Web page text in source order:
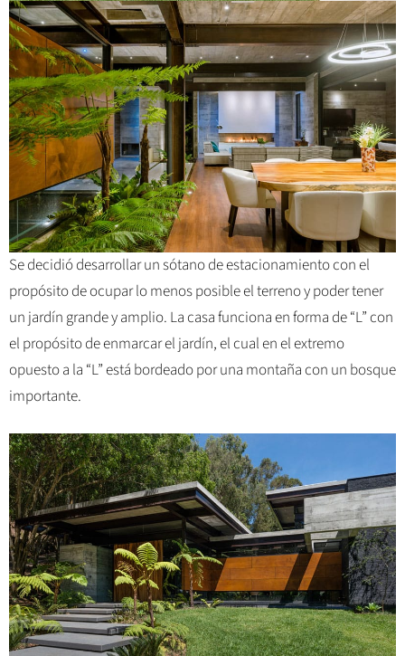
Se decidió desarrollar un sótano de estacionamiento con el
propósito de ocupar lo menos posible el terreno y poder tener
un jardín grande y amplio. La casa funciona en forma de “L” con
el propósito de enmarcar el jardín, el cual en el extremo
opuesto a la “L” está bordeado por una montaña con un bosque
importante.